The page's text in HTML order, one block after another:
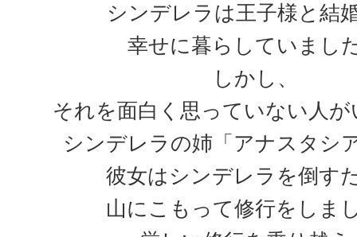
シンデレラは王子様と結
幸せに暮らしていまし
しかし、
それを面白く思っていない人
シンデレラの姉「アナスタシ
彼女はシンデレラを倒す
山にこもって修行をしま